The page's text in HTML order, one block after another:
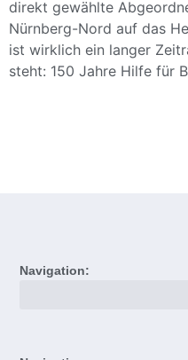
direkt gewählte
Nürnberg-Nord auf das
ist wirklich ein langer
steht: 150 Jahre Hilfe für
Navigation: